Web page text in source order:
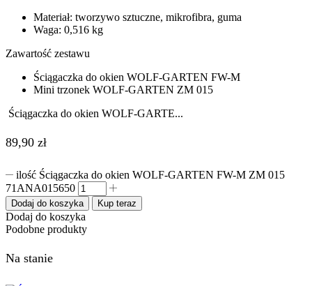
Materiał: tworzywo sztuczne, mikrofibra, guma
Waga: 0,516 kg
Zawartość zestawu
Ściągaczka do okien WOLF-GARTEN FW-M
Mini trzonek WOLF-GARTEN ZM 015
Ściągaczka do okien WOLF-GARTE...
89,90 zł
ilość Ściągaczka do okien WOLF-GARTEN FW-M ZM 015
71ANA015650
Dodaj do koszyka Kup teraz
Dodaj do koszyka
Podobne produkty
Na stanie